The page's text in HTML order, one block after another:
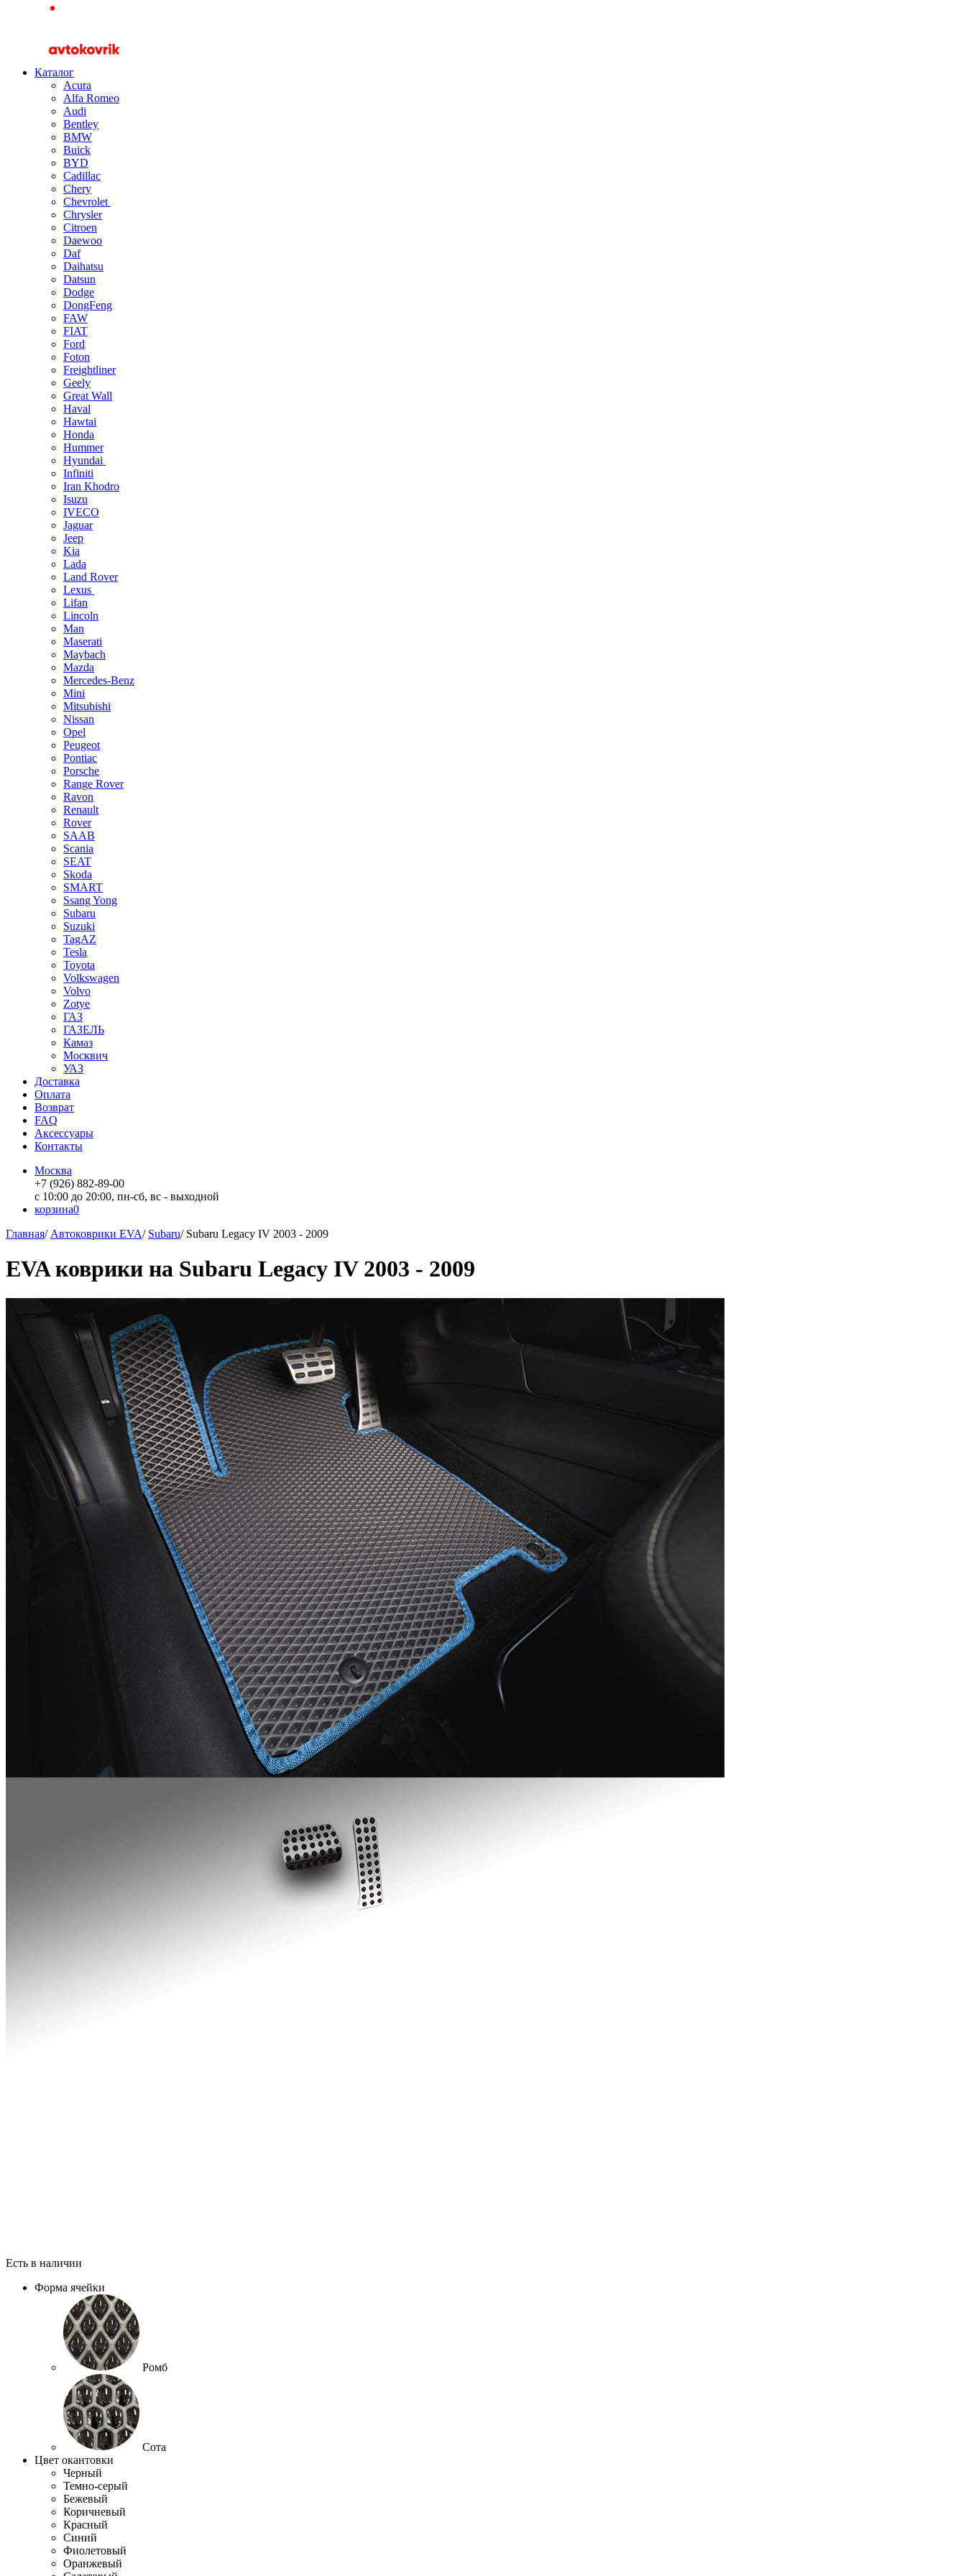
Каталог
Acura
Alfa Romeo
Audi
Bentley
BMW
Buick
BYD
Cadillac
Chery
Chevrolet
Chrysler
Citroen
Daewoo
Daf
Daihatsu
Datsun
Dodge
DongFeng
FAW
FIAT
Ford
Foton
Freightliner
Geely
Great Wall
Haval
Hawtai
Honda
Hummer
Hyundai
Infiniti
Iran Khodro
Isuzu
IVECO
Jaguar
Jeep
Kia
Lada
Land Rover
Lexus
Lifan
Lincoln
Man
Maserati
Maybach
Mazda
Mercedes-Benz
Mini
Mitsubishi
Nissan
Opel
Peugeot
Pontiac
Porsche
Range Rover
Ravon
Renault
Rover
SAAB
Scania
SEAT
Skoda
SMART
Ssang Yong
Subaru
Suzuki
TagAZ
Tesla
Toyota
Volkswagen
Volvo
Zotye
ГАЗ
ГАЗЕЛЬ
Камаз
Москвич
УАЗ
Доставка
Оплата
Возврат
FAQ
Аксессуары
Контакты
Москва
+7 (926) 882-89-00
с 10:00 до 20:00, пн-сб, вс - выходной
корзина0
Главная/ Автоковрики EVA/ Subaru/ Subaru Legacy IV 2003 - 2009
EVA коврики на Subaru Legacy IV 2003 - 2009
Есть в наличии
Форма ячейки
Ромб
Сота
Цвет окантовки
Черный
Темно-серый
Бежевый
Коричневый
Красный
Синий
Фиолетовый
Оранжевый